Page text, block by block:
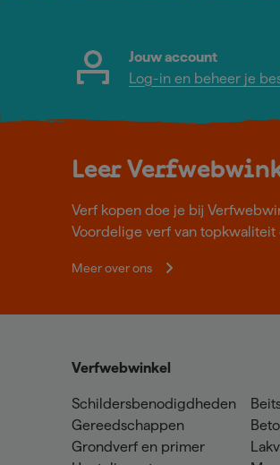
Jouw account
Log-in en beheer je
Leer
Verf kopen doe je bij
Voordelige verf van topkwaliteit
Meer over ons
Verfwebwinkel
Schildersbenodigdheden
Gereedschappen
Grondverf en primer